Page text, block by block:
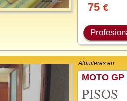
75 €
Alquileres en
MOTO